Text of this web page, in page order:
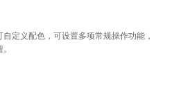
定义配色，可设置多项常规操作功能，